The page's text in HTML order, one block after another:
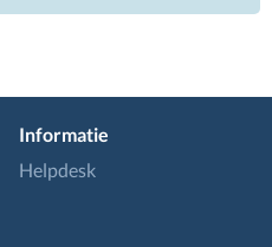
Informatie
Helpdesk